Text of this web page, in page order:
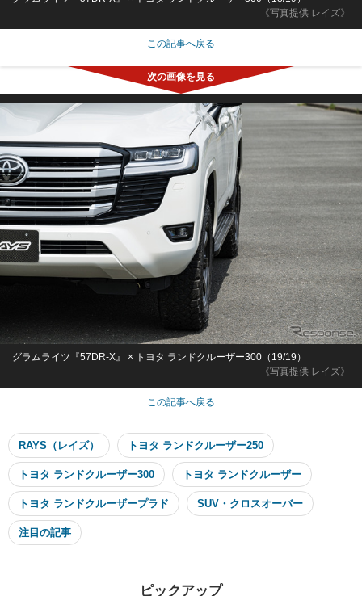
《写真提供 レイズ》
この記事へ戻る
《写真提供 レイズ》
グラムライツ『57DR-X』 × トヨタ ランドクルーザー300（19/19）
この記事へ戻る
RAYS（レイズ） トヨタ ランドクルーザー250
トヨタ ランドクルーザー300 トヨタ ランドクルーザー
トヨタ ランドクルーザープラド SUV・クロスオーバー
注目の記事
ピックアップ